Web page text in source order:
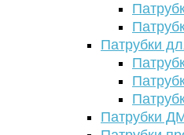
Патрубки
Патрубки